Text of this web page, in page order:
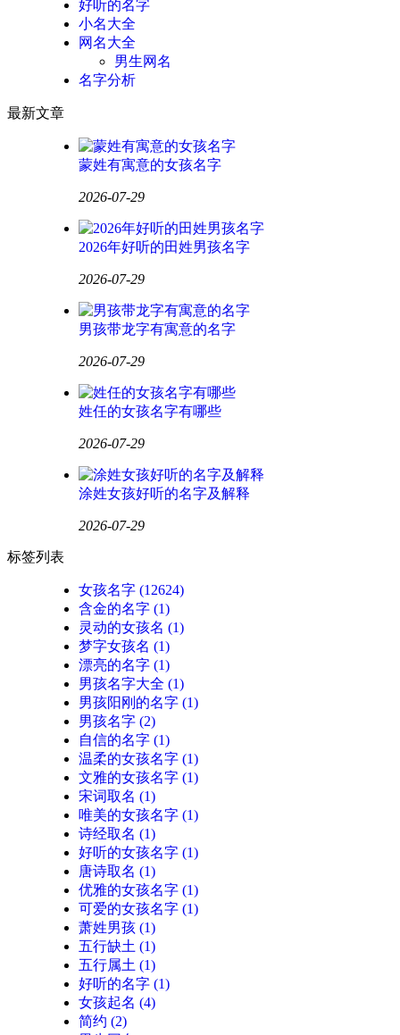
好听的名字
小名大全
网名大全
男生网名
名字分析
最新文章
蒙姓有寓意的女孩名字
2026-07-29
2026年好听的田姓男孩名字
2026-07-29
男孩带龙字有寓意的名字
2026-07-29
姓任的女孩名字有哪些
2026-07-29
涂姓女孩好听的名字及解释
2026-07-29
标签列表
女孩名字 (12624)
含金的名字 (1)
灵动的女孩名 (1)
梦字女孩名 (1)
漂亮的名字 (1)
男孩名字大全 (1)
男孩阳刚的名字 (1)
男孩名字 (2)
自信的名字 (1)
温柔的女孩名字 (1)
文雅的女孩名字 (1)
宋词取名 (1)
唯美的女孩名字 (1)
诗经取名 (1)
好听的女孩名字 (1)
唐诗取名 (1)
优雅的女孩名字 (1)
可爱的女孩名字 (1)
萧姓男孩 (1)
五行缺土 (1)
五行属土 (1)
好听的名字 (1)
女孩起名 (4)
简约 (2)